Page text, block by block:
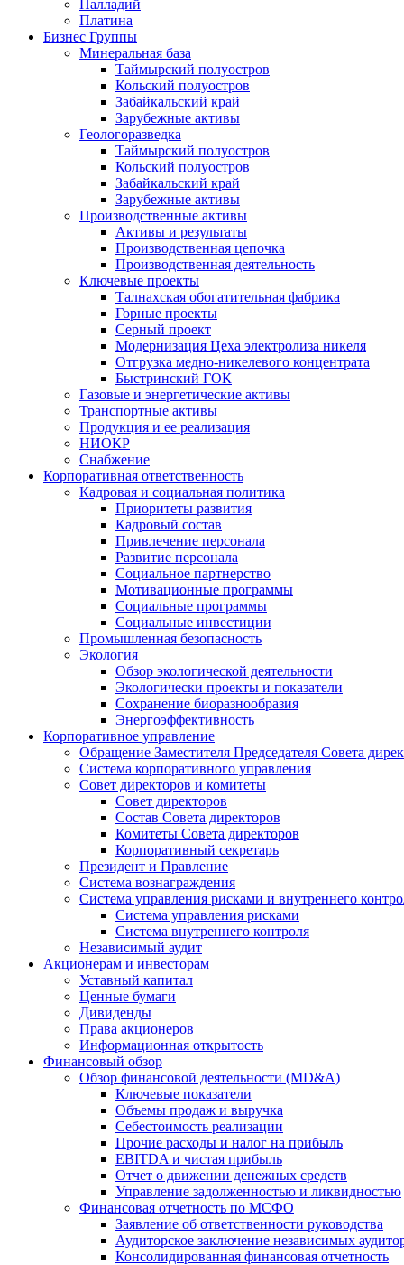
Палладий
Платина
Бизнес Группы
Минеральная база
Таймырский полуостров
Кольский полуостров
Забайкальский край
Зарубежные активы
Геологоразведка
Таймырский полуостров
Кольский полуостров
Забайкальский край
Зарубежные активы
Производственные активы
Активы и результаты
Производственная цепочка
Производственная деятельность
Ключевые проекты
Талнахская обогатительная фабрика
Горные проекты
Серный проект
Модернизация Цеха электролиза никеля
Отгрузка медно-никелевого концентрата
Быстринский ГОК
Газовые и энергетические активы
Транспортные активы
Продукция и ее реализация
НИОКР
Снабжение
Корпоративная ответственность
Кадровая и социальная политика
Приоритеты развития
Кадровый состав
Привлечение персонала
Развитие персонала
Социальное партнерство
Мотивационные программы
Социальные программы
Социальные инвестиции
Промышленная безопасность
Экология
Обзор экологической деятельности
Экологически проекты и показатели
Сохранение биоразнообразия
Энергоэффективность
Корпоративное управление
Обращение Заместителя Председателя Совета
Система корпоративного управления
Совет директоров и комитеты
Совет директоров
Состав Совета директоров
Комитеты Совета директоров
Корпоративный секретарь
Президент и Правление
Система вознаграждения
Система управления рисками и внутреннего
Система управления рисками
Система внутреннего контроля
Независимый аудит
Акционерам и инвесторам
Уставный капитал
Ценные бумаги
Дивиденды
Права акционеров
Информационная открытость
Финансовый обзор
Обзор финансовой деятельности (MD&A)
Ключевые показатели
Объемы продаж и выручка
Себестоимость реализации
Прочие расходы и налог на прибыль
EBITDA и чистая прибыль
Отчет о движении денежных средств
Управление задолженностью и ликвидностью
Финансовая отчетность по МСФО
Заявление об ответственности руководства
Аудиторское заключение независимых
Консолидированная финансовая отчетность